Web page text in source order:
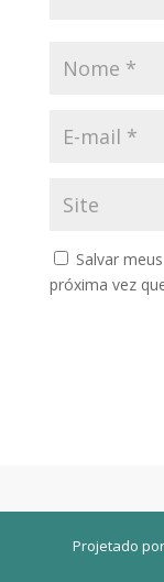
Salvar
próxima vez
Projetado por